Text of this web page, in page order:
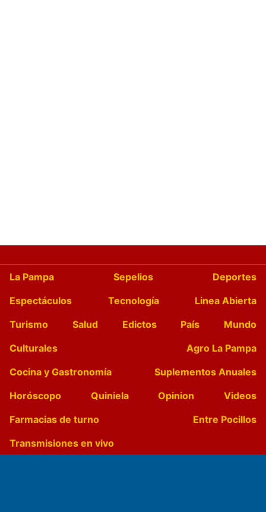
La Pampa Sepelios
Deportes
Espectáculos
Tecnología
Linea Abierta
Turismo
Salud Edictos País
Mundo
Culturales
Agro La Pampa
Cocina y Gastronomía
Suplementos Anuales
Horóscopo
Quiniela Opinion
Videos
Farmacias de turno
Entre Pocillos
Transmisiones en vivo